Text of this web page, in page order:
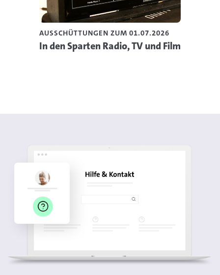
AUSSCHÜTTUNGEN ZUM 01.07.2026
In den Sparten Radio, TV und Film